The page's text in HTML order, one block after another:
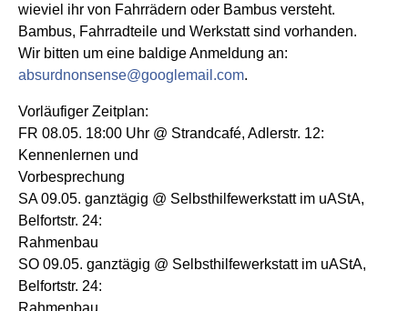
wieviel ihr von Fahrrädern oder Bambus versteht.
Bambus, Fahrradteile und Werkstatt sind vorhanden.
Wir bitten um eine baldige Anmeldung an:
absurdnonsense@googlemail.com.
Vorläufiger Zeitplan:
FR 08.05. 18:00 Uhr @ Strandcafé, Adlerstr. 12:
Kennenlernen und
Vorbesprechung
SA 09.05. ganztägig @ Selbsthilfewerkstatt im uAStA,
Belfortstr. 24:
Rahmenbau
SO 09.05. ganztägig @ Selbsthilfewerkstatt im uAStA,
Belfortstr. 24:
Rahmenbau